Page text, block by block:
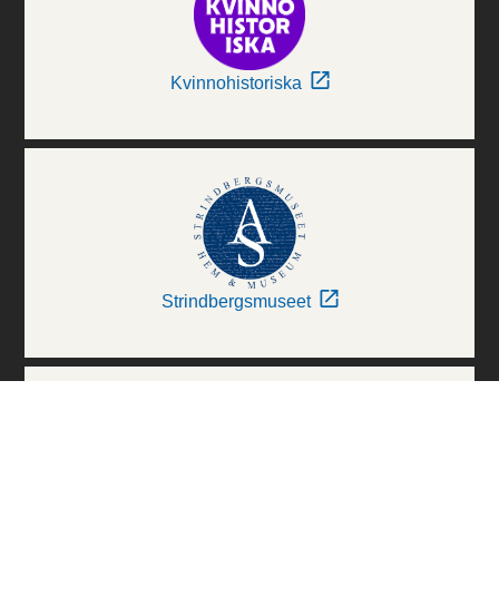
Kvinnohistoriska
Strindbergsmuseet